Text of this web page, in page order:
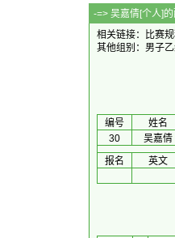
-=> 吴嘉倩[
相关链接：
比赛
其他组别： 男子乙
编号 姓名
30
吴嘉倩
报名
英文